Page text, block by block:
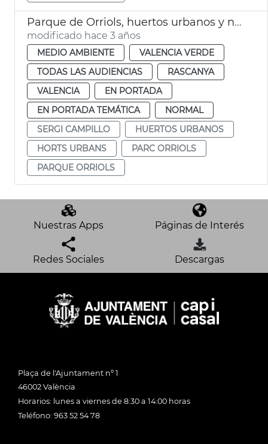
Parque de Orriols, huertos urbanos y nuevo jardín
modificado hace 3 años
MEDIO AMBIENTE
VALENCIA VERDE
TODAS LAS AUDIENCIAS
RASCANYA
VALENCIA
EN PORTADA
EN PORTADA TEMÁTICA
NORMAL
SERGI CAMPILLO
HUERTOS URBANOS
HORTS URBANS
PARC ORRIOLS
PARQUE ORRIOLS
Nuestras Apps Páginas de Interés
Redes Sociales Descargas
Plaça de l'Ajuntament nº 1
46002 València
Horarios: lunes a viernes de 8:30 a 14:00 horas
Teléfono: 963 52 54 78